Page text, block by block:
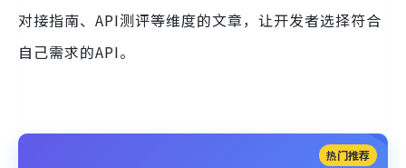
对接指南、API测评等维度的文章，让开发者选择符合
自己需求的API。
热门推荐